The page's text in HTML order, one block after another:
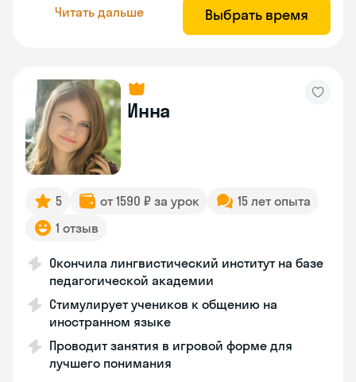
Читать дальше Выбрать время
Инна
5 от 1590 ₽ за урок
15 лет опыта
1 отзыв
Окончила лингвистический институт на базе
педагогической академии
Стимулирует учеников к общению на
иностранном языке
Проводит занятия в игровой форме для
лучшего понимания